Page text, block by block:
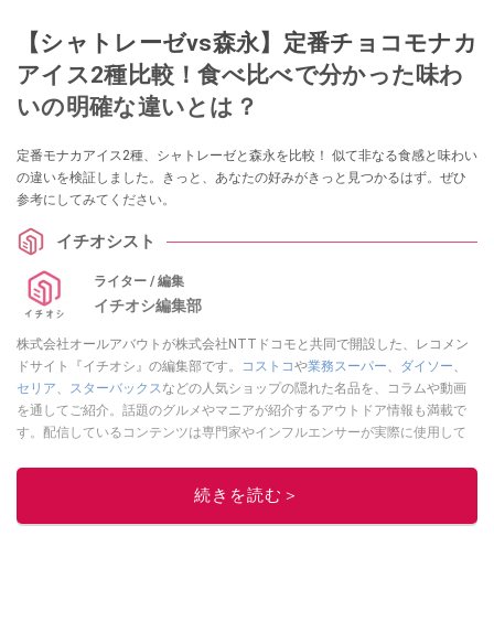
【シャトレーゼvs森永】定番チョコモナカ
アイス2種比較！食べ比べで分かった味わ
いの明確な違いとは？
定番モナカアイス2種、シャトレーゼと森永を比較！ 似て非なる食感と味わい
の違いを検証しました。きっと、あなたの好みがきっと見つかるはず。ぜひ
参考にしてみてください。
イチオシスト
ライター / 編集
イチオシ編集部
株式会社オールアバウトが株式会社NTTドコモと共同で開設した、レコメン
ドサイト『イチオシ』の編集部です。
コストコや業務スーパー、 ダイソー、
セリア、 スターバックスなどの人気ショップの隠れた名品を、コラムや動画
を通してご紹介。話題のグルメやマニアが紹介するアウトドア情報も満載で
す。配信しているコンテンツは専門家やインフルエンサーが実際に使用して
ニュースでフォロー
続きを読む＞